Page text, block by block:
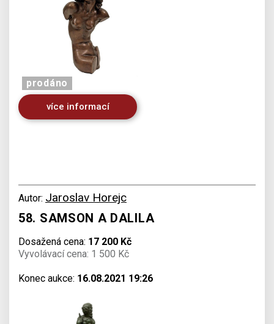
prodáno
více informací
Autor: Jaroslav Horejc
58. SAMSON A DALILA
Dosažená cena: 17 200 Kč
Vyvolávací cena: 1 500 Kč
Konec aukce: 16.08.2021 19:26